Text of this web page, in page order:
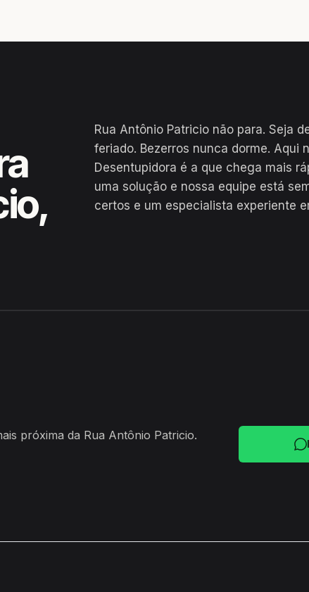
Rua Antônio Patricio não para. Seja
feriado. Bezerros nunca dorme. Aqui
Desentupidora é a que chega mais
uma solução e nossa equipe está
certos e um especialista experiente
próxima da Rua Antônio Patricio.